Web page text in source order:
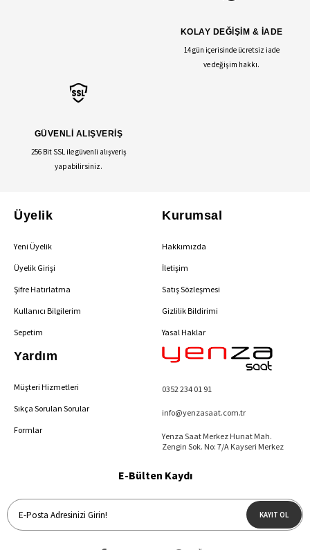
KOLAY DEĞİŞİM & İADE
14 gün içerisinde ücretsiz iade
ve değişim hakkı.
GÜVENLİ ALIŞVERİŞ
256 Bit SSL ile güvenli alışveriş
yapabilirsiniz.
Üyelik
Yeni Üyelik
Üyelik Girişi
Şifre Hatırlatma
Kullanıcı Bilgilerim
Sepetim
Kurumsal
Hakkımızda
İletişim
Satış Sözleşmesi
Gizlilik Bildirimi
Yasal Haklar
Yardım
Müşteri Hizmetleri
Sıkça Sorulan Sorular
Formlar
0352 234 01 91
info@yenzasaat.com.tr
Yenza Saat Merkez Hunat Mah.
Zengin Sok. No: 7/A Kayseri Merkez
E-Bülten Kaydı
KAYIT OL